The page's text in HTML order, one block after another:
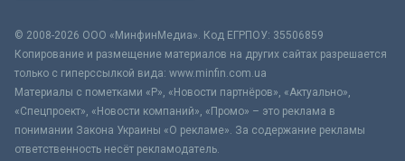
© 2008-2026 ООО «МинфинМедиа». Код ЕГРПОУ: 35506859
Копирование и размещение материалов на других сайтах разрешается
только с гиперссылкой вида: www.minfin.com.ua
Материалы с пометками «Р», «Новости партнёров», «Актуально»,
«Спецпроект», «Новости компаний», «Промо» – это реклама в
понимании Закона Украины «О рекламе». За содержание рекламы
ответственность несёт рекламодатель.